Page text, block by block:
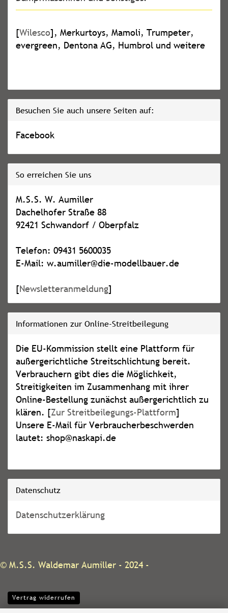
[Wilesco], Merkurtoys, Mamoli, Trumpeter,
evergreen, Dentona AG, Humbrol und weitere
Besuchen Sie auch unsere Seiten auf:
Facebook
So erreichen Sie uns
M.S.S. W. Aumiller
Dachelhofer Straße 88
92421 Schwandorf / Oberpfalz
Telefon: 09431 5600035
E-Mail: w.aumiller@die-modellbauer.de
[Newsletteranmeldung]
Informationen zur Online-Streitbeilegung
Die EU-Kommission stellt eine Plattform für
außergerichtliche Streitschlichtung bereit.
Verbrauchern gibt dies die Möglichkeit,
Streitigkeiten im Zusammenhang mit ihrer
Online-Bestellung zunächst außergerichtlich zu
klären. [Zur Streitbeilegungs-Plattform]
Unsere E-Mail für Verbraucherbeschwerden
lautet: shop@naskapi.de
Datenschutz
Datenschutzerklärung
© M.S.S. Waldemar Aumiller - 2024 -
Vertrag widerrufen